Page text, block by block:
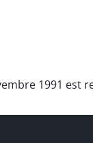
1991 est